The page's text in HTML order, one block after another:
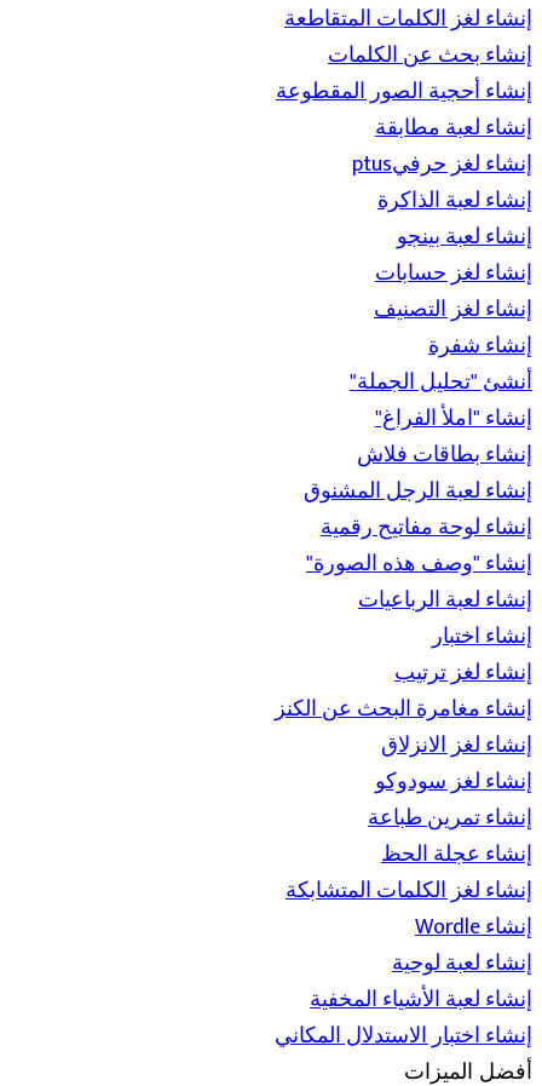
إنشاء لغز الكلمات المتقاطعة
إنشاء بحث عن الكلمات
إنشاء أحجية الصور المقطوعة
إنشاء لعبة مطابقة
إنشاء لغز حرفيptus
إنشاء لعبة الذاكرة
إنشاء لعبة بينجو
إنشاء لغز حسابات
إنشاء لغز التصنيف
إنشاء شفرة
أنشئ "تحليل الجملة"
إنشاء "املأ الفراغ"
إنشاء بطاقات فلاش
إنشاء لعبة الرجل المشنوق
إنشاء لوحة مفاتيح رقمية
إنشاء "وصف هذه الصورة"
إنشاء لعبة الرباعيات
إنشاء اختبار
إنشاء لغز ترتيب
إنشاء مغامرة البحث عن الكنز
إنشاء لغز الانزلاق
إنشاء لغز سودوكو
إنشاء تمرين طباعة
إنشاء عجلة الحظ
إنشاء لغز الكلمات المتشابكة
إنشاء Wordle
إنشاء لعبة لوحية
إنشاء لعبة الأشياء المخفية
إنشاء اختبار الاستدلال المكاني
أفضل الميزات